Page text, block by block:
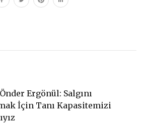
Ergönül: Salgını
İçin Tanı Kapasitemizi